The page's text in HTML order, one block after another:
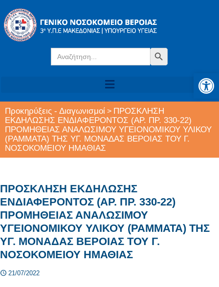
Search
for:
Search Button
Προκηρύξεις - Διαγωνισμοί > ΠΡΟΣΚΛΗΣΗ
ΕΚΔΗΛΩΣΗΣ ΕΝΔΙΑΦΕΡΟΝΤΟΣ (ΑΡ. ΠΡ. 330-22)
ΠΡΟΜΗΘΕΙΑΣ ΑΝΑΛΩΣΙΜΟΥ ΥΓΕΙΟΝΟΜΙΚΟΥ ΥΛΙΚΟΥ
(ΡΑΜΜΑΤΑ) ΤΗΣ ΥΓ. ΜΟΝΑΔΑΣ ΒΕΡΟΙΑΣ ΤΟΥ Γ.
ΝΟΣΟΚΟΜΕΙΟΥ ΗΜΑΘΙΑΣ
ΠΡΟΣΚΛΗΣΗ ΕΚΔΗΛΩΣΗΣ
ΕΝΔΙΑΦΕΡΟΝΤΟΣ (ΑΡ. ΠΡ. 330-22)
ΠΡΟΜΗΘΕΙΑΣ ΑΝΑΛΩΣΙΜΟΥ
ΥΓΕΙΟΝΟΜΙΚΟΥ ΥΛΙΚΟΥ (ΡΑΜΜΑΤΑ) ΤΗΣ
ΥΓ. ΜΟΝΑΔΑΣ ΒΕΡΟΙΑΣ ΤΟΥ Γ.
ΝΟΣΟΚΟΜΕΙΟΥ ΗΜΑΘΙΑΣ
21/07/2022